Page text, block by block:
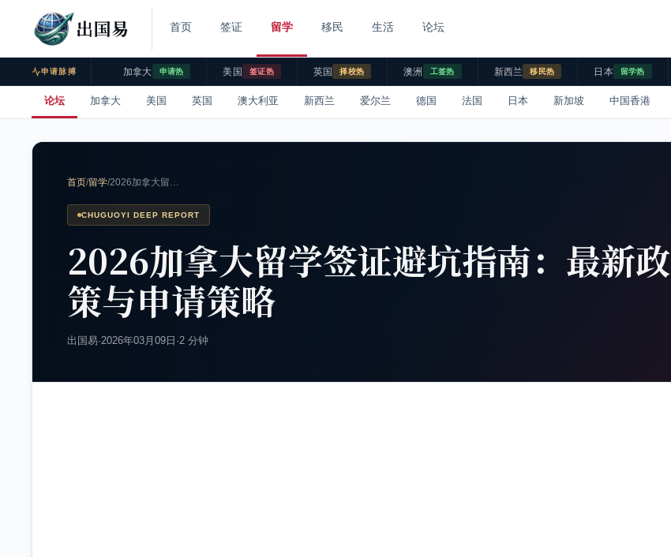
出国易 首页 签证 留学 移民 生活 论坛
申请脉搏 加拿大 申请热 美国 签证热 英国 择校热 澳洲 工签热 新西兰 移民热 日本 留学热
论坛 加拿大 美国 英国 澳大利亚 新西兰 爱尔兰 德国 法国 日本 新加坡 中国香港
首页/留学/2026加拿大留…
CHUGUOYI DEEP REPORT
2026加拿大留学签证避坑指南：最新政
策与申请策略
出国易·2026年03月09日 ·2 分钟